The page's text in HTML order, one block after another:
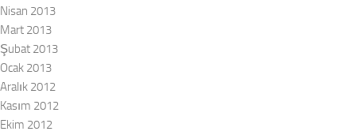
Nisan 2013
Mart 2013
Şubat 2013
Ocak 2013
Aralık 2012
Kasım 2012
Ekim 2012